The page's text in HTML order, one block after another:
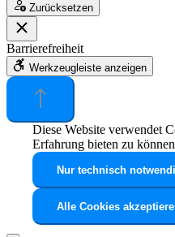
Zurücksetzen
Barrierefreiheit
Werkzeugleiste anzeigen
Diese Website verwendet
Erfahrung bieten zu
Nur technisch
Alle Cookies